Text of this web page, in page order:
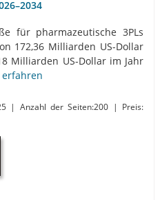
für pharmazeutische 3PLs
172,36 Milliarden US-Dollar
Milliarden US-Dollar im Jahr
| Anzahl der Seiten:200
| Preis: